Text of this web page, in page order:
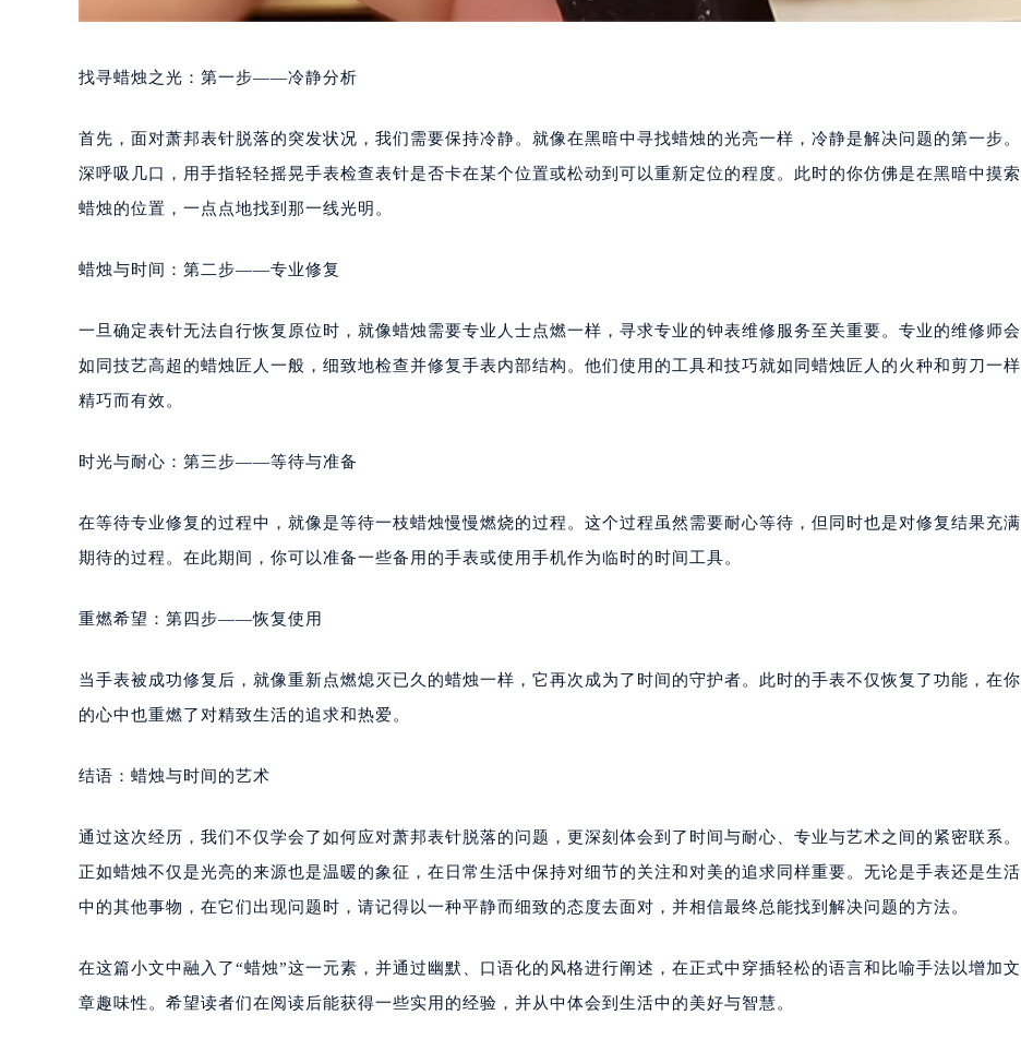
找寻蜡烛之光：第一步——冷静分析
首先，面对萧邦表针脱落的突发状况，我们需要保持冷静。就像在黑暗中寻找蜡烛的光亮一样，冷静是解决问题的第一步。
深呼吸几口，用手指轻轻摇晃手表检查表针是否卡在某个位置或松动到可以重新定位的程度。此时的你仿佛是在黑暗中摸索
蜡烛的位置，一点点地找到那一线光明。
蜡烛与时间：第二步——专业修复
一旦确定表针无法自行恢复原位时，就像蜡烛需要专业人士点燃一样，寻求专业的钟表维修服务至关重要。专业的维修师会
如同技艺高超的蜡烛匠人一般，细致地检查并修复手表内部结构。他们使用的工具和技巧就如同蜡烛匠人的火种和剪刀一样
精巧而有效。
时光与耐心：第三步——等待与准备
在等待专业修复的过程中，就像是等待一枝蜡烛慢慢燃烧的过程。这个过程虽然需要耐心等待，但同时也是对修复结果充满
期待的过程。在此期间，你可以准备一些备用的手表或使用手机作为临时的时间工具。
重燃希望：第四步——恢复使用
当手表被成功修复后，就像重新点燃熄灭已久的蜡烛一样，它再次成为了时间的守护者。此时的手表不仅恢复了功能，在你
的心中也重燃了对精致生活的追求和热爱。
结语：蜡烛与时间的艺术
通过这次经历，我们不仅学会了如何应对萧邦表针脱落的问题，更深刻体会到了时间与耐心、专业与艺术之间的紧密联系。
正如蜡烛不仅是光亮的来源也是温暖的象征，在日常生活中保持对细节的关注和对美的追求同样重要。无论是手表还是生活
中的其他事物，在它们出现问题时，请记得以一种平静而细致的态度去面对，并相信最终总能找到解决问题的方法。
在这篇小文中融入了“蜡烛”这一元素，并通过幽默、口语化的风格进行阐述，在正式中穿插轻松的语言和比喻手法以增加文
章趣味性。希望读者们在阅读后能获得一些实用的经验，并从中体会到生活中的美好与智慧。